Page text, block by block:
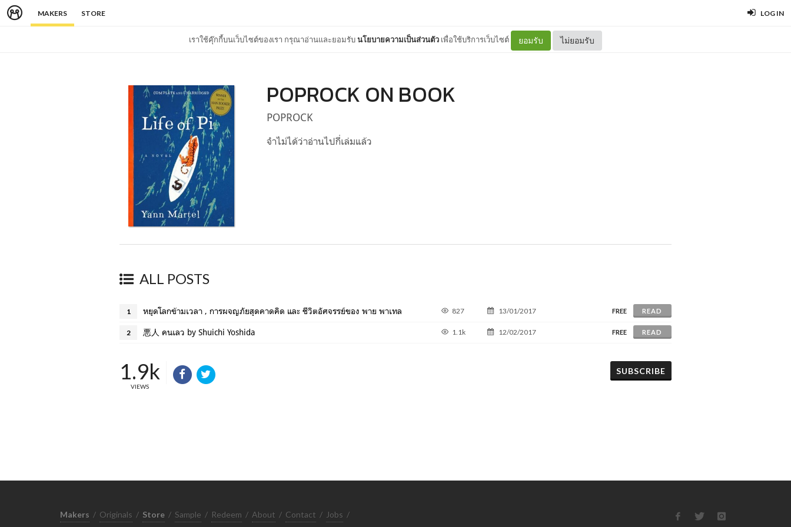
MAKERS STORE LOG IN
เราใช้คุ๊กกี้บนเว็บไซต์ของเรา กรุณาอ่านและยอมรับนโยบายความเป็นส่วนตัว เพื่อใช้บริการเว็บไซต์ ยอมรับ ไม่ยอมรับ
POPROCK ON BOOK
POPROCK
จำไม่ได้ว่าอ่านไปกี่เล่มแล้ว
ALL POSTS
1 หยุดโลกข้ามเวลา , การผจญภัยสุดคาดคิด และ ชีวิตอัศจรรย์ของ พาย พาเทล 827 13/01/2017 FREE READ
2 悪人 คนเลว by Shuichi Yoshida 1.1k 12/02/2017 FREE READ
1.9k
VIEWS
SUBSCRIBE
Makers / Originals / Store / Sample / Redeem / About / Contact / Jobs /